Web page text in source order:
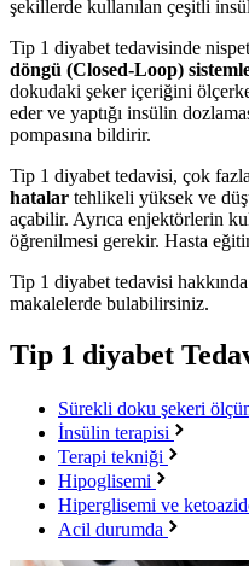
şekillerde kullanılan çeşitli
Tip 1 diyabet tedavisinde
döngü (Closed-Loop)
dokudaki şeker içeriğini
eder ve yaptığı insülin
pompasına bildirir.
Tip 1 diyabet tedavisi, çok
hatalar tehlikeli yüksek ve
açabilir. Ayrıca enjektörlerin
öğrenilmesi gerekir. Hasta
Tip 1 diyabet tedavisi
makalelerde bulabilirsiniz.
Tip 1 diyabet
Sürekli doku şekeri
İnsülin terapisi
Terapi tekniği
Hipoglisemi
Hiperglisemi ve
Acil durumda